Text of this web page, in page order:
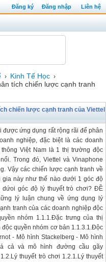
Đăng ký Đăng nhập Liên hệ
› Kinh Tế Học ›
tích chiến lược cạnh tranh
chiến lược cạnh tranh của Viettel
được ứng dụng rất rộng rãi để phân
nghiệp, đặc biệt là các doanh
Việt Nam là 1 thị trường độc
Trong đó, Viettel và Vinaphone
Vậy các chiến lược cạnh tranh về
này như thế nào dưới 1 góc độ
góc độ lý thuyết trò chơi? ĐỀ
lý luận chung về ứng dụng lý
tranh của các doanh nghiệp độc
nhóm 1.1.1.Đặc trưng của thị
quyền nhóm cơ bản 1.1.3.1.Độc
- Mô hình Stackelberg - Mô hình
cả và mô hình đường cầu gãy
thuyết trò chơi 1.2.1.Lý thuyết